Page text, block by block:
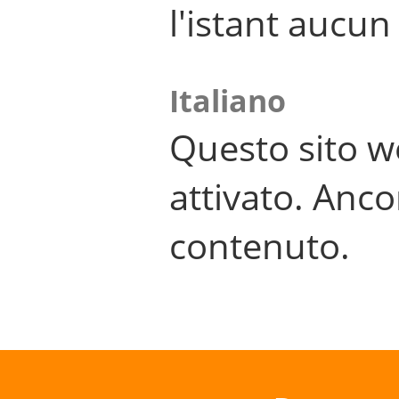
l'istant
Italiano
Questo sito
attivato.
contenuto.